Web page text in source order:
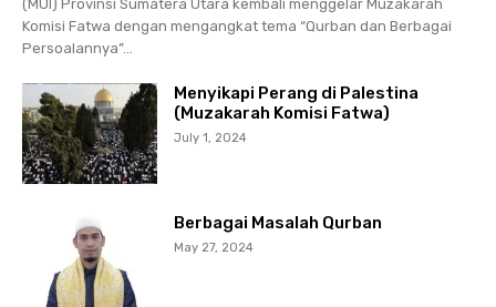
(MUI) Provinsi Sumatera Utara kembali menggelar Muzakarah
Komisi Fatwa dengan mengangkat tema “Qurban dan Berbagai
Persoalannya”...
Menyikapi Perang di Palestina
(Muzakarah Komisi Fatwa)
July 1, 2024
Berbagai Masalah Qurban
May 27, 2024